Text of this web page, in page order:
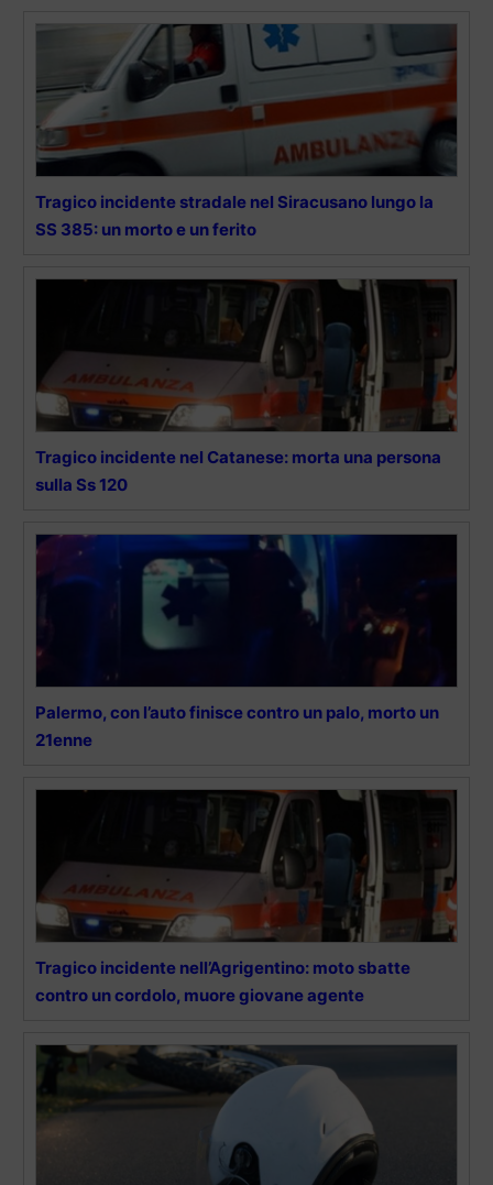
Tragico incidente stradale nel Siracusano lungo la
SS 385: un morto e un ferito
Tragico incidente nel Catanese: morta una persona
sulla Ss 120
Palermo, con l’auto finisce contro un palo, morto un
21enne
Tragico incidente nell’Agrigentino: moto sbatte
contro un cordolo, muore giovane agente